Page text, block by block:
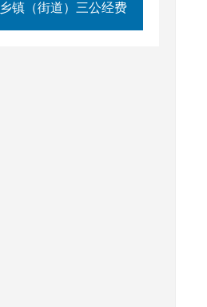
乡镇（街道）三公经费